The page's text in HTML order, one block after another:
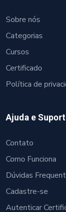
Sobre nós
Categorias
Cursos
Certificado
Política de
Ajuda e
Contato
Como Funciona
Dúvidas
Cadastre-se
Autenticar